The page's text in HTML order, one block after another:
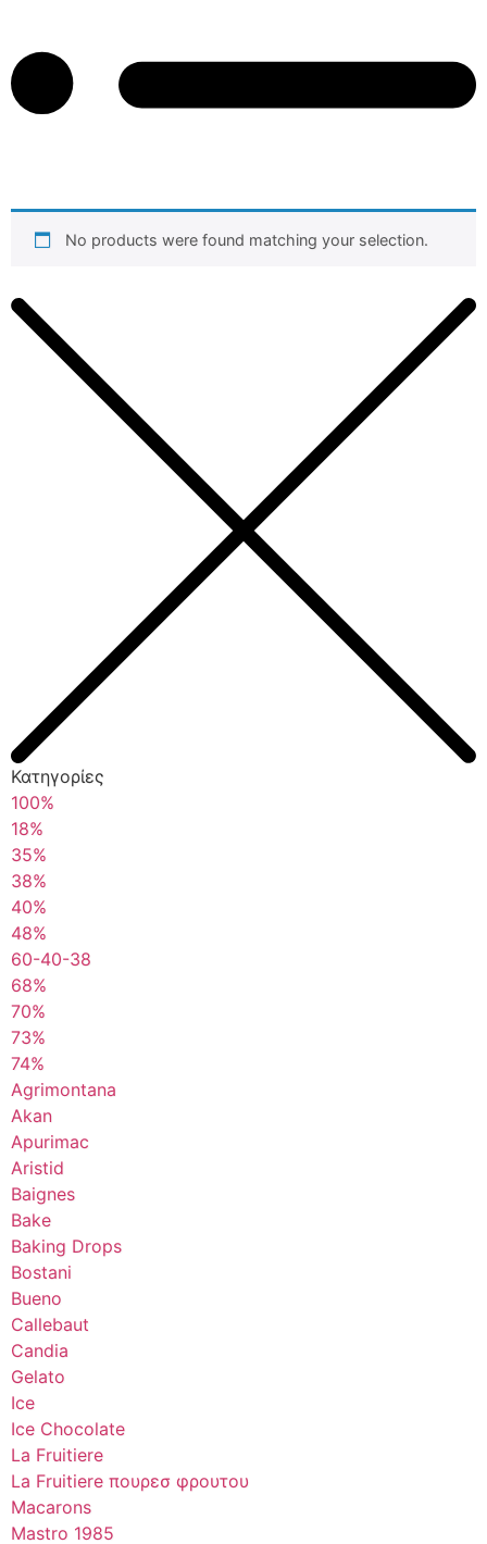
No products were found matching your selection.
Κατηγορίες
100%
18%
35%
38%
40%
48%
60-40-38
68%
70%
73%
74%
Agrimontana
Akan
Apurimac
Aristid
Baignes
Bake
Baking Drops
Bostani
Bueno
Callebaut
Candia
Gelato
Ice
Ice Chocolate
La Fruitiere
La Fruitiere πουρεσ φρουτου
Macarons
Mastro 1985